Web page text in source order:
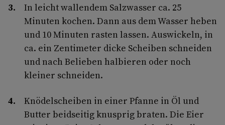
In leicht wallendem Salzwasser ca. 25
Minuten kochen. Dann aus dem Wasser heben
und 10 Minuten rasten lassen. Auswickeln, in
ca. ein Zentimeter dicke Scheiben schneiden
und nach Belieben halbieren oder noch
kleiner schneiden.
Knödelscheiben in einer Pfanne in Öl und
Butter beidseitig knusprig braten. Die Eier